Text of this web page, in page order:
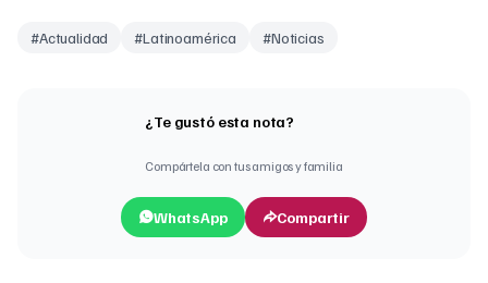
#Actualidad #Latinoamérica #Noticias
¿Te gustó esta nota?
Compártela con tus amigos y familia
WhatsApp Compartir